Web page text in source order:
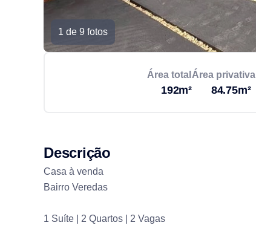
1 de 9 fotos
Área total
192m²
Área privativa
84.75m²
Descrição
Casa à venda
Bairro Veredas
1 Suíte | 2 Quartos | 2 Vagas